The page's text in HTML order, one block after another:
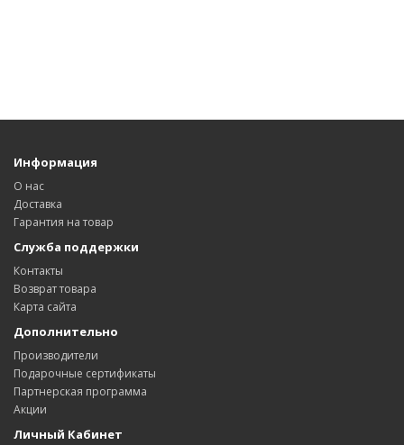
Информация
О нас
Доставка
Гарантия на товар
Служба поддержки
Контакты
Возврат товара
Карта сайта
Дополнительно
Производители
Подарочные сертификаты
Партнерская программа
Акции
Личный Кабинет